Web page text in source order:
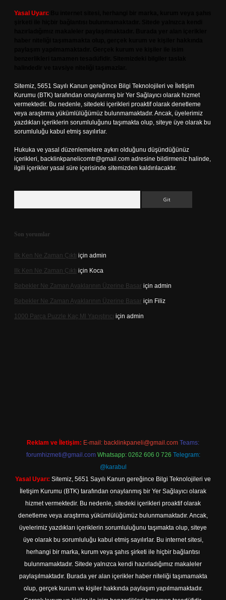
Yasal Uyarı:
Sitemiz, 5651 Sayılı Kanun gereğince Bilgi Teknolojileri ve İletişim
Kurumu (BTK) tarafından onaylanmış bir Yer Sağlayıcı olarak hizmet
vermektedir. Bu nedenle, sitedeki içerikleri proaktif olarak denetleme
veya araştırma yükümlülüğümüz bulunmamaktadır. Ancak, üyelerimiz
yazdıkları içeriklerin sorumluluğunu taşımakta olup, siteye üye olarak bu
sorumluluğu kabul etmiş sayılırlar.
Hukuka ve yasal düzenlemelere aykırı olduğunu düşündüğünüz
içerikleri, backlinkpanelicomtr@gmail.com adresine bildirmeniz halinde,
ilgili içerikler yasal süre içerisinde sitemizden kaldırılacaktır.
Son yorumlar
Ilk Ken Ne Zaman Çıktı için admin
Ilk Ken Ne Zaman Çıktı için Koca
Bebekler Ne Zaman Ayaklarının Üzerine Basar için admin
Bebekler Ne Zaman Ayaklarının Üzerine Basar için Filiz
1000 Parça Puzzle Kaç Ml Yapıştırıcı için admin
Reklam ve İletişim: E-mail: backlinkpaneli@gmail.com Teams:
forumhizmeti@gmail.com Whatsapp: 0262 606 0 726 Telegram:
@karabul
Yasal Uyarı: Sitemiz, 5651 Sayılı Kanun gereğince Bilgi Teknolojileri ve
İletişim Kurumu (BTK) tarafından onaylanmış bir Yer Sağlayıcı olarak
hizmet vermektedir. Bu nedenle, sitedeki içerikleri proaktif olarak
denetleme veya araştırma yükümlülüğümüz bulunmamaktadır. Ancak,
üyelerimiz yazdıkları içeriklerin sorumluluğunu taşımakta olup, siteye
üye olarak bu sorumluluğu kabul etmiş sayılırlar. Bu internet sitesi,
herhangi bir marka, kurum veya şahıs şirketi ile hiçbir bağlantısı
bulunmamaktadır. Sitede yalnızca kendi hazırladığımız makaleler
paylaşılmaktadır. Burada yer alan içerikler haber niteliği taşımamakta
olup, gerçek kurum ve kişiler hakkında paylaşım yapılmamaktadır.